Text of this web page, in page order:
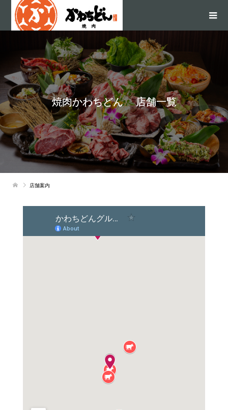
焼肉かわちどん 店舗一覧
店舗案内